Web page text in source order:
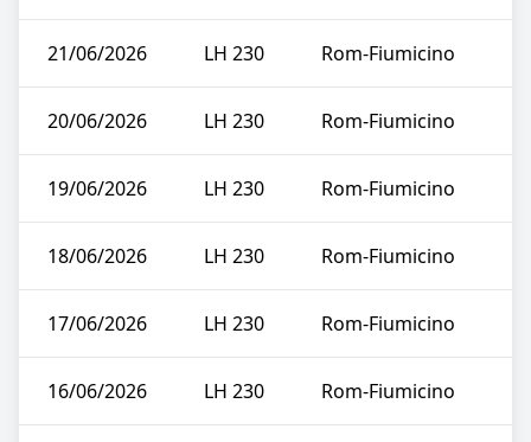
21/06/2026 LH 230 Rom-Fiumicino
20/06/2026 LH 230 Rom-Fiumicino
19/06/2026 LH 230 Rom-Fiumicino
18/06/2026 LH 230 Rom-Fiumicino
17/06/2026 LH 230 Rom-Fiumicino
16/06/2026 LH 230 Rom-Fiumicino